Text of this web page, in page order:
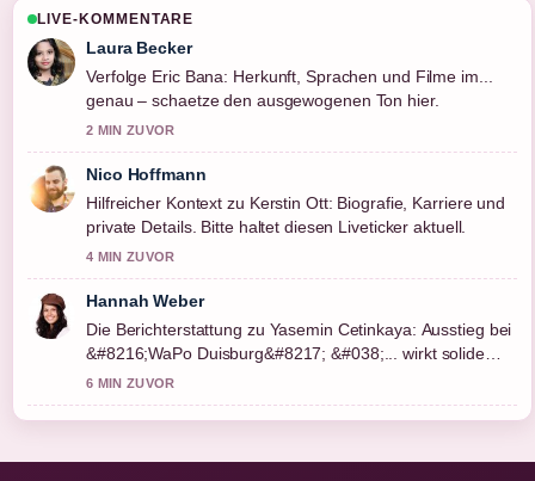
LIVE-KOMMENTARE
Laura Becker
Verfolge Eric Bana: Herkunft, Sprachen und Filme im...
genau – schaetze den ausgewogenen Ton hier.
2 MIN ZUVOR
Nico Hoffmann
Hilfreicher Kontext zu Kerstin Ott: Biografie, Karriere und
private Details. Bitte haltet diesen Liveticker aktuell.
4 MIN ZUVOR
Hannah Weber
Die Berichterstattung zu Yasemin Cetinkaya: Ausstieg bei
&#8216;WaPo Duisburg&#8217; &#038;... wirkt solide
und sehr gut nachvollziehbar.
6 MIN ZUVOR